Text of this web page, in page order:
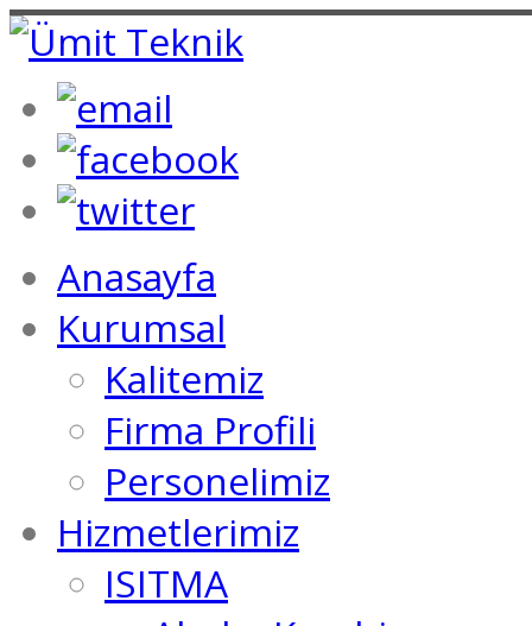
Anasayfa
Kurumsal
Kalitemiz
Firma Profili
Personelimiz
Hizmetlerimiz
ISITMA